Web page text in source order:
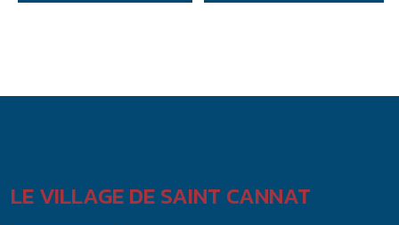
LE VILLAGE DE SAINT CANNAT